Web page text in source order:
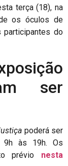
terça (18), na
os óculos de
participantes do
ser
poderá ser
9h às 19h. Os
prévio nesta